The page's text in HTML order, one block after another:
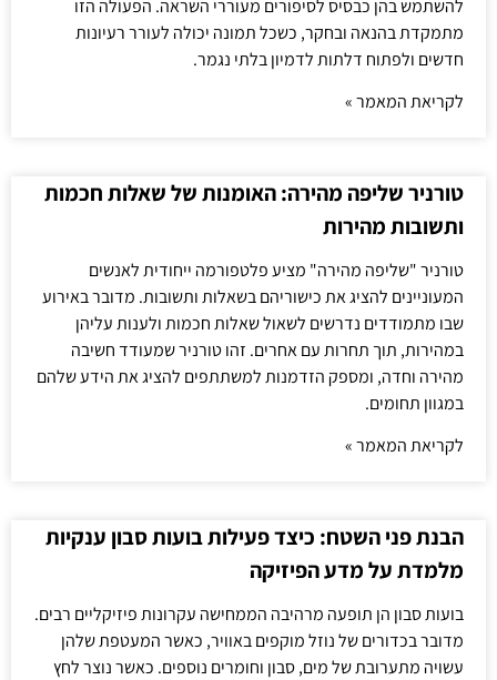
להשתמש בהן כבסיס לסיפורים מעוררי השראה. הפעולה הזו
מתמקדת בהנאה ובחקר, כשכל תמונה יכולה לעורר רעיונות
חדשים ולפתוח דלתות לדמיון בלתי נגמר.
לקריאת המאמר »
טורניר שליפה מהירה: האומנות של שאלות חכמות
ותשובות מהירות
טורניר "שליפה מהירה" מציע פלטפורמה ייחודית לאנשים
המעוניינים להציג את כישוריהם בשאלות ותשובות. מדובר באירוע
שבו מתמודדים נדרשים לשאול שאלות חכמות ולענות עליהן
במהירות, תוך תחרות עם אחרים. זהו טורניר שמעודד חשיבה
מהירה וחדה, ומספק הזדמנות למשתתפים להציג את הידע שלהם
במגוון תחומים.
לקריאת המאמר »
הבנת פני השטח: כיצד פעילות בועות סבון ענקיות
מלמדת על מדע הפיזיקה
בועות סבון הן תופעה מרהיבה הממחישה עקרונות פיזיקליים רבים.
מדובר בכדורים של נוזל מוקפים באוויר, כאשר המעטפת שלהן
עשויה מתערובת של מים, סבון וחומרים נוספים. כאשר נוצר לחץ